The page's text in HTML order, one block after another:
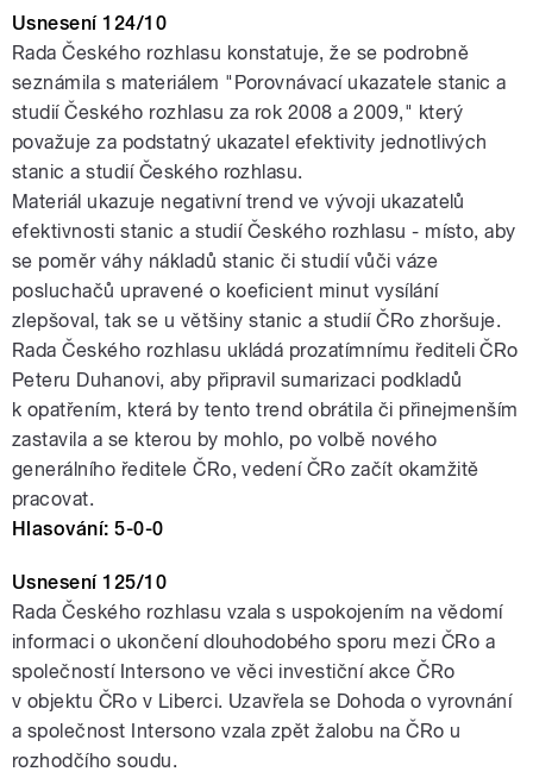
Usnesení 124/10
Rada Českého rozhlasu konstatuje, že se podrobně
seznámila s materiálem "Porovnávací ukazatele stanic a
studií Českého rozhlasu za rok 2008 a 2009," který
považuje za podstatný ukazatel efektivity jednotlivých
stanic a studií Českého rozhlasu.
Materiál ukazuje negativní trend ve vývoji ukazatelů
efektivnosti stanic a studií Českého rozhlasu - místo, aby
se poměr váhy nákladů stanic či studií vůči váze
posluchačů upravené o koeficient minut vysílání
zlepšoval, tak se u většiny stanic a studií ČRo zhoršuje.
Rada Českého rozhlasu ukládá prozatímnímu řediteli ČRo
Peteru Duhanovi, aby připravil sumarizaci podkladů
k opatřením, která by tento trend obrátila či přinejmenším
zastavila a se kterou by mohlo, po volbě nového
generálního ředitele ČRo, vedení ČRo začít okamžitě
pracovat.
Hlasování: 5-0-0
Usnesení 125/10
Rada Českého rozhlasu vzala s uspokojením na vědomí
informaci o ukončení dlouhodobého sporu mezi ČRo a
společností Intersono ve věci investiční akce ČRo
v objektu ČRo v Liberci. Uzavřela se Dohoda o vyrovnání
a společnost Intersono vzala zpět žalobu na ČRo u
rozhodčího soudu.